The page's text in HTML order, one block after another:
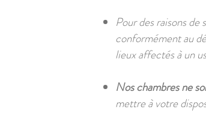
Pour des raisons
conformément au
lieux affectés à un
Nos chambres ne
mettre à votre